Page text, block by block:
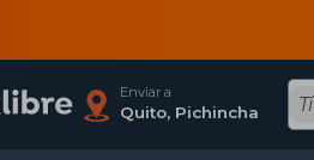
Enviar a
Quito, Pichincha